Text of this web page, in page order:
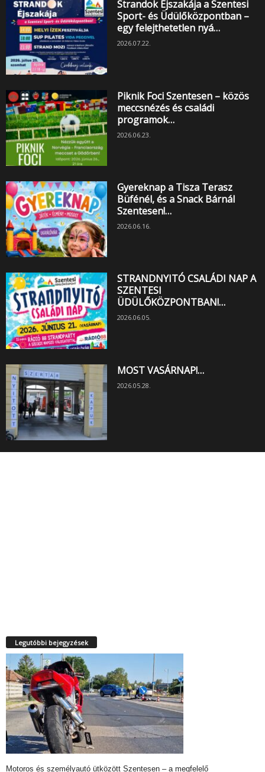
Strandok Éjszakája a Szentesi
Sport- és Üdülőközpontban –
egy felejthetetlen nyá…
2026.07.22.
Piknik Foci Szentesen – közös
meccsnézés és családi
programok…
2026.06.23.
Gyereknap a Tisza Terasz
Büfénél, és a Snack Bárnál
Szentesen!…
2026.06.16.
STRANDNYITÓ CSALÁDI NAP A
SZENTESI
ÜDÜLŐKÖZPONTBAN!…
2026.06.05.
MOST VASÁRNAP!…
2026.05.28.
Legutóbbi bejegyzések
Motoros és személyautó ütközött Szentesen – a megfelelő